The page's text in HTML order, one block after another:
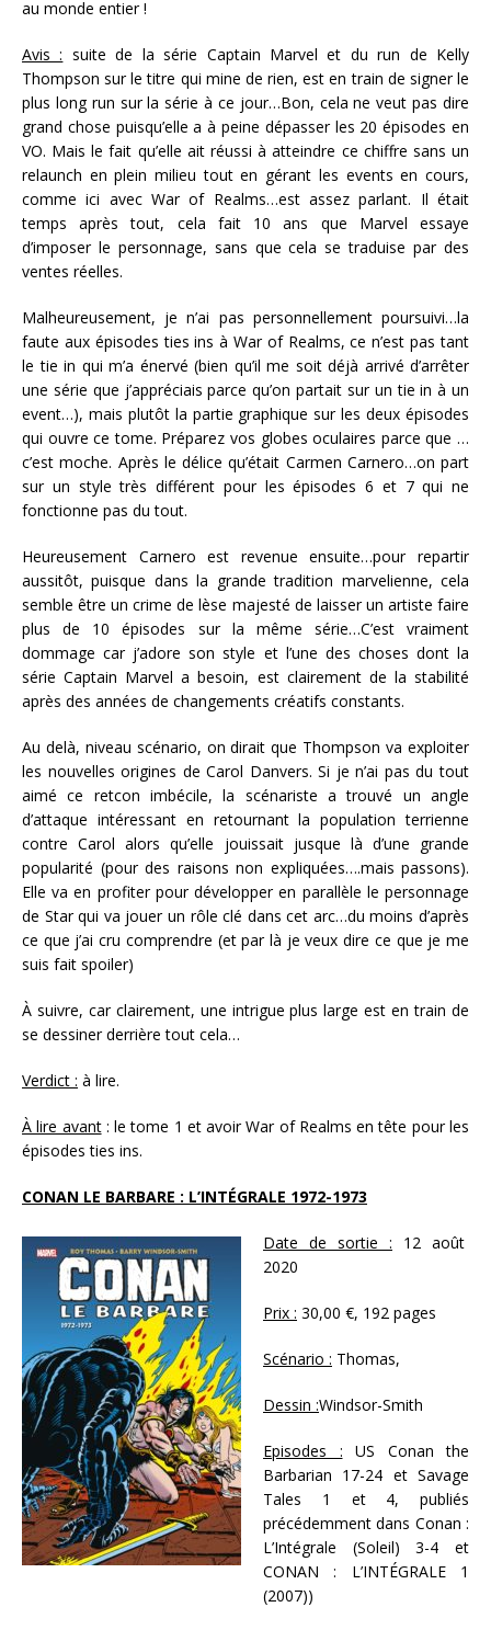
au monde entier !
Avis : suite de la série Captain Marvel et du run de Kelly
Thompson sur le titre qui mine de rien, est en train de signer le
plus long run sur la série à ce jour…Bon, cela ne veut pas dire
grand chose puisqu’elle a à peine dépasser les 20 épisodes en
VO. Mais le fait qu’elle ait réussi à atteindre ce chiffre sans un
relaunch en plein milieu tout en gérant les events en cours,
comme ici avec War of Realms…est assez parlant. Il était
temps après tout, cela fait 10 ans que Marvel essaye
d’imposer le personnage, sans que cela se traduise par des
ventes réelles.
Malheureusement, je n’ai pas personnellement poursuivi…la
faute aux épisodes ties ins à War of Realms, ce n’est pas tant
le tie in qui m’a énervé (bien qu’il me soit déjà arrivé d’arrêter
une série que j’appréciais parce qu’on partait sur un tie in à un
event…), mais plutôt la partie graphique sur les deux épisodes
qui ouvre ce tome. Préparez vos globes oculaires parce que …
c’est moche. Après le délice qu’était Carmen Carnero…on part
sur un style très différent pour les épisodes 6 et 7 qui ne
fonctionne pas du tout.
Heureusement Carnero est revenue ensuite…pour repartir
aussitôt, puisque dans la grande tradition marvelienne, cela
semble être un crime de lèse majesté de laisser un artiste faire
plus de 10 épisodes sur la même série…C’est vraiment
dommage car j’adore son style et l’une des choses dont la
série Captain Marvel a besoin, est clairement de la stabilité
après des années de changements créatifs constants.
Au delà, niveau scénario, on dirait que Thompson va exploiter
les nouvelles origines de Carol Danvers. Si je n’ai pas du tout
aimé ce retcon imbécile, la scénariste a trouvé un angle
d’attaque intéressant en retournant la population terrienne
contre Carol alors qu’elle jouissait jusque là d’une grande
popularité (pour des raisons non expliquées….mais passons).
Elle va en profiter pour développer en parallèle le personnage
de Star qui va jouer un rôle clé dans cet arc…du moins d’après
ce que j’ai cru comprendre (et par là je veux dire ce que je me
suis fait spoiler)
À suivre, car clairement, une intrigue plus large est en train de
se dessiner derrière tout cela…
Verdict : à lire.
À lire avant: le tome 1 et avoir War of Realms en tête pour les
épisodes ties ins.
CONAN LE BARBARE : L’INTÉGRALE 1972-1973
Date de sortie : 12 août
2020
Prix : 30,00 €, 192 pages
Scénario : Thomas,
Dessin :Windsor-Smith
Episodes : US Conan the
Barbarian 17-24 et Savage
Tales 1 et 4, publiés
précédemment dans Conan :
L’Intégrale (Soleil) 3-4 et
CONAN : L’INTÉGRALE 1
(2007))